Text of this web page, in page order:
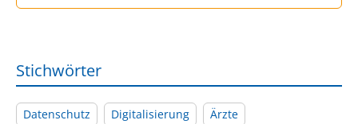
Stichwörter
Datenschutz Digitalisierung Ärzte